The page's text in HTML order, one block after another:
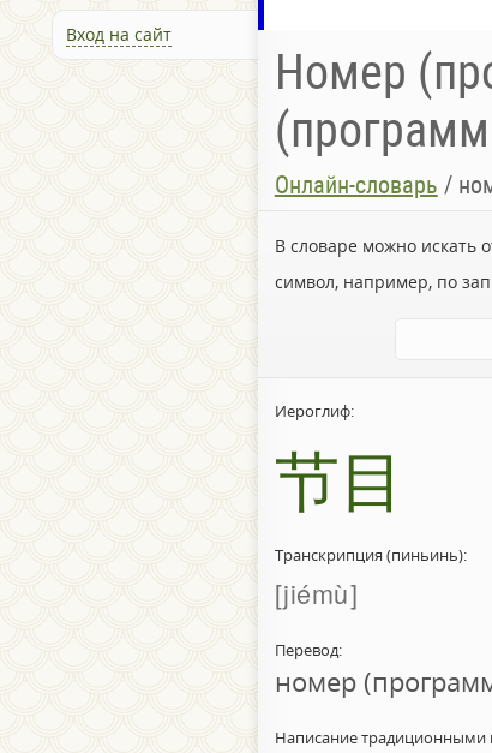
Вход на сайт
Номер
Онлайн-словарь /
В словаре можно искать
символ, например, по
Иероглиф:
节目
Транскрипция (пиньинь):
jiémù
Перевод:
номер
Написание традиционными